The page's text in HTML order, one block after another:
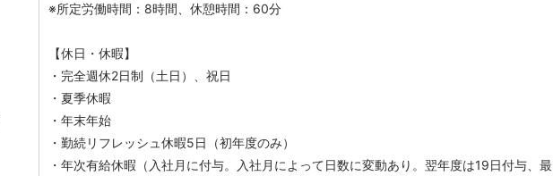
※所定労働時間：8時間、休憩時間：60分
【休日・休暇】
・完全週休2日制（土日）、祝日
・夏季休暇
・年末年始
・勤続リフレッシュ休暇5日（初年度のみ）
・年次有給休暇（入社月に付与。入社月によって日数に変動あり。翌年度は19日付与、最